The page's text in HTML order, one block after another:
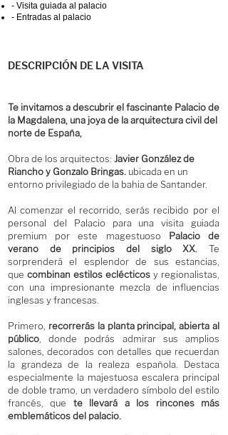
- Visita guiada al palacio
- Entradas al palacio
DESCRIPCIÓN DE LA VISITA
Te invitamos a descubrir el fascinante Palacio de
la Magdalena, una joya de la arquitectura civil del
norte de España,
Obra de los arquitectos: Javier González de
Riancho y Gonzalo Bringas. ubicada en un
entorno privilegiado de la bahia de Santander.
Al comenzar el recorrido, serás recibido por el
personal del Palacio para una visita guiada
premium por este magestuoso Palacio de
verano de principios del siglo XX. Te
sorprenderá el esplendor de sus estancias,
que combinan estilos eclécticos y regionalistas,
con una impresionante mezcla de influencias
inglesas y francesas.
Primero, recorrerás la planta principal, abierta al
público, donde podrás admirar sus amplios
salones, decorados con detalles que recuerdan
la grandeza de la realeza española. Destaca
especialmente la majestuosa escalera principal
de doble tramo, un verdadero símbolo del estilo
francés, que te llevará a los rincones más
emblemáticos del palacio.